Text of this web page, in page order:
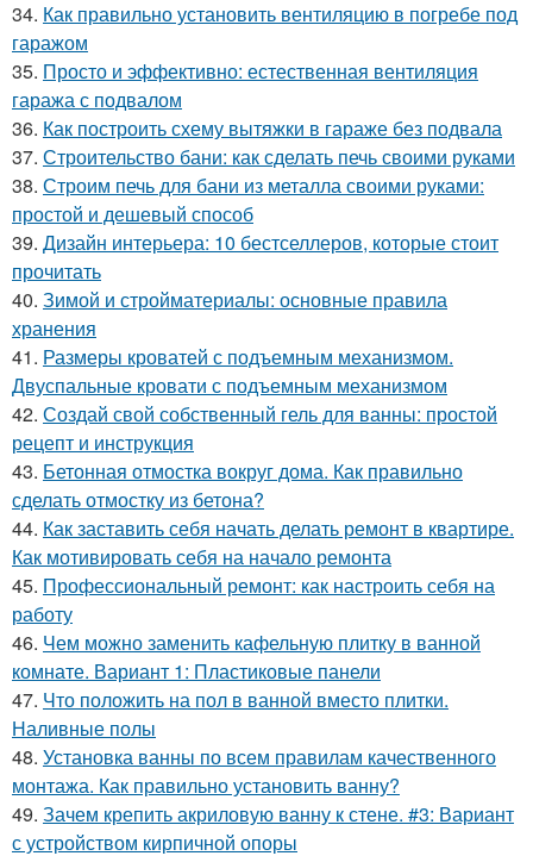
34. Как правильно установить вентиляцию в погребе под
гаражом
35. Просто и эффективно: естественная вентиляция
гаража с подвалом
36. Как построить схему вытяжки в гараже без подвала
37. Строительство бани: как сделать печь своими руками
38. Строим печь для бани из металла своими руками:
простой и дешевый способ
39. Дизайн интерьера: 10 бестселлеров, которые стоит
прочитать
40. Зимой и стройматериалы: основные правила
хранения
41. Размеры кроватей с подъемным механизмом.
Двуспальные кровати с подъемным механизмом
42. Создай свой собственный гель для ванны: простой
рецепт и инструкция
43. Бетонная отмостка вокруг дома. Как правильно
сделать отмостку из бетона?
44. Как заставить себя начать делать ремонт в квартире.
Как мотивировать себя на начало ремонта
45. Профессиональный ремонт: как настроить себя на
работу
46. Чем можно заменить кафельную плитку в ванной
комнате. Вариант 1: Пластиковые панели
47. Что положить на пол в ванной вместо плитки.
Наливные полы
48. Установка ванны по всем правилам качественного
монтажа. Как правильно установить ванну?
49. Зачем крепить акриловую ванну к стене. #3: Вариант
с устройством кирпичной опоры